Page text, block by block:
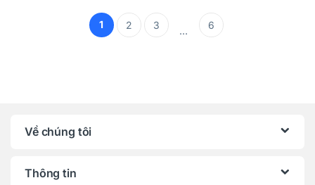
1 2 3 … 6
Về chúng tôi
Thông tin